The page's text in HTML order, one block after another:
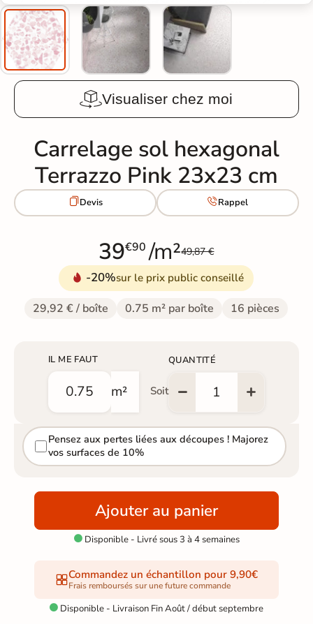
Visualiser chez moi
Carrelage sol hexagonal
Terrazzo Pink 23x23 cm
Devis Rappel
39€90 /m²49,87 €
-20%sur le prix public conseillé
29,92 € / boîte 0.75 m² par boîte 16 pièces
IL ME FAUT
m² Soit
QUANTITÉ
Pensez aux pertes liées aux découpes ! Majorez
vos surfaces de 10%
Ajouter au panier
Disponible - Livré sous 3 à 4 semaines
Commandez un échantillon pour 9,90€
Frais remboursés sur une future commande
 Disponible - Livraison Fin Août / début septembre